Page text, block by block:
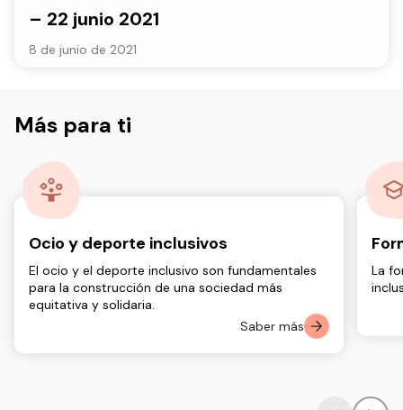
– 22 junio 2021
8 de junio de 2021
Más para ti
Ocio y deporte inclusivos
El ocio y el deporte inclusivo son fundamentales
para la construcción de una sociedad más
equitativa y solidaria.
Saber más
La